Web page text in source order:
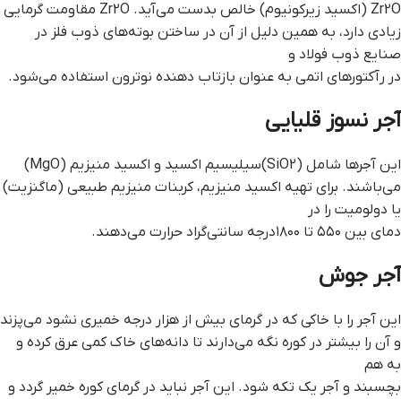
Zr2O (اکسید زیرکونیوم) خالص بدست می‌آید. Zr2O مقاومت گرمایی
زیادی دارد، به همین دلیل از آن در ساختن بوته‌های ذوب فلز در
صنایع ذوب فولاد و
در رآکتورهای اتمی به عنوان بازتاب دهنده نوترون استفاده می‌شود.
آجر نسوز قلیایی
این آجرها شامل (SiO2)سیلیسیم اکسید و اکسید منیزیم (MgO)
می‌باشند. برای تهیه اکسید منیزیم، کربنات منیزیم طبیعی (ماگنزیت)
یا دولومیت را در
دمای بین ۵۵۰ تا ۱۸۰۰درجه سانتی‌گراد حرارت می‌دهند.
آجر جوش
این آجر را با خاکی که در گرمای بیش از هزار درجه خمیری نشود می‌پزند
و آن را بیشتر در کوره نگه می‌دارند تا دانه‌های خاک کمی عرق کرده و
به هم
بچسبند و آجر یک تکه شود. این آجر نباید در گرمای کوره خمیر گردد و